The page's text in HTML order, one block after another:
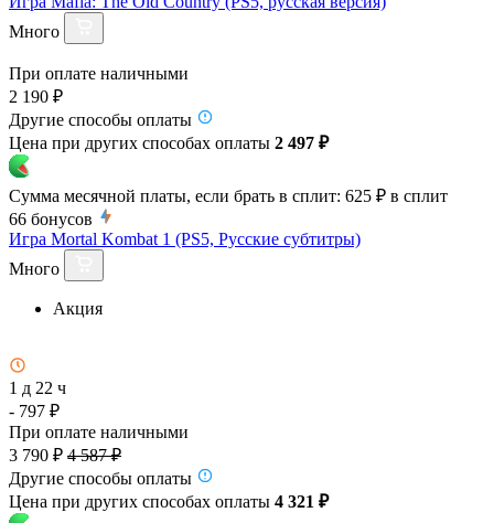
Много
При оплате наличными
2 190 ₽
Другие способы оплаты
Цена при других способах оплаты 2 497 ₽
Сумма месячной платы, если брать в сплит: 625 ₽ в сплит
66 бонусов
Игра Mortal Kombat 1 (PS5, Русские субтитры)
Много
Акция
1 д 22 ч
- 797 ₽
При оплате наличными
3 790 ₽ 4 587 ₽
Другие способы оплаты
Цена при других способах оплаты 4 321 ₽